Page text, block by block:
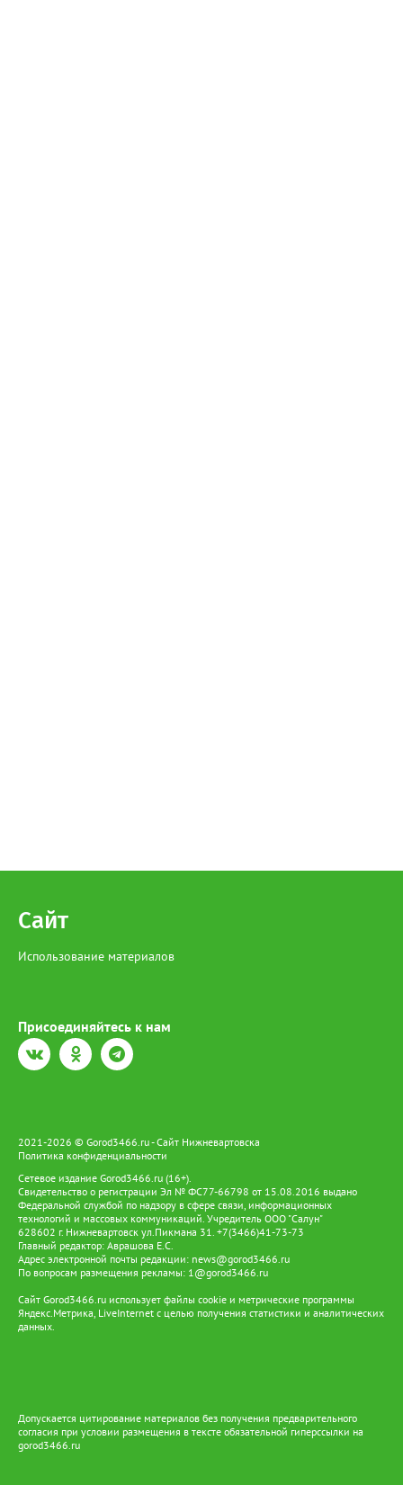
Сайт
Использование материалов
Присоединяйтесь к нам
2021-2026 © Gorod3466.ru - Сайт Нижневартовска
Политика конфиденциальности
Сетевое издание Gorod3466.ru (16+).
Свидетельство о регистрации Эл № ФС77-66798 от 15.08.2016 выдано
Федеральной службой по надзору в сфере связи, информационных
технологий и массовых коммуникаций. Учредитель ООО "Салун"
628602 г. Нижневартовск ул.Пикмана 31. +7(3466)41-73-73
Главный редактор: Аврашова Е.С.
Адрес электронной почты редакции: news@gorod3466.ru
По вопросам размещения рекламы: 1@gorod3466.ru
Сайт Gorod3466.ru использует файлы cookie и метрические программы
Яндекс.Метрика, LiveInternet с целью получения статистики и аналитических
данных.
Допускается цитирование материалов без получения предварительного
согласия при условии размещения в тексте обязательной гиперссылки на
gorod3466.ru